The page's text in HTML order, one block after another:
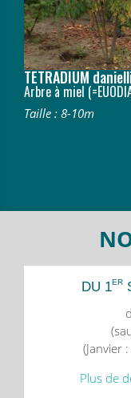
TETRADIUM
Arbre à miel
Taille : 8-10m
DU 1ER
(Janvier
Plus de